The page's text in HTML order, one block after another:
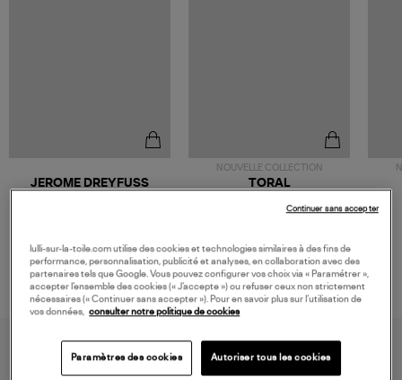
JEROME DREYFUSS
NOUVELLE COLLECTION
189,00 €
TORAL
Mousse
lulli-sur-la-toile.com utilise des cookies et technologies similaires à des fins de
performance, personnalisation, publicité et analyses, en collaboration avec des
partenaires tels que Google. Vous pouvez configurer vos choix via « Paramétrer »,
accepter l’ensemble des cookies (« J’accepte ») ou refuser ceux non strictement
nécessaires (« Continuer sans accepter »). Pour en savoir plus sur l’utilisation de
vos données, consulter notre politique de cookies
Paramètres des cookies Autoriser tous les cookies
Continuer sans accepter